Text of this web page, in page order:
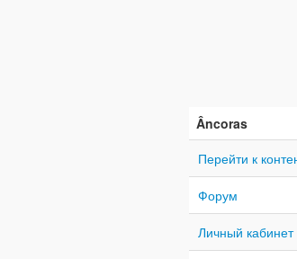
Âncoras
Перейти к
Форум
Личный кабинет